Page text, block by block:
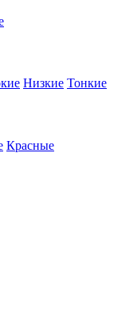
Низкие Тонкие
Красные